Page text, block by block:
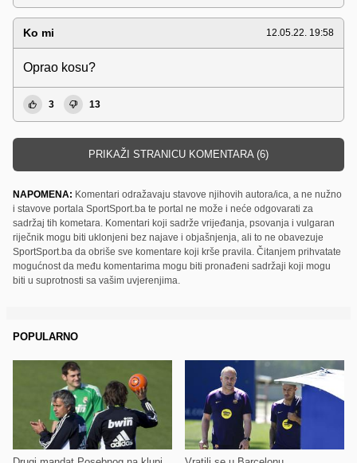
Ko mi 12.05.22. 19:58
Oprao kosu?
3 13
PRIKAŽI STRANICU KOMENTARA (6)
NAPOMENA: Komentari odražavaju stavove njihovih autora/ica, a ne nužno
i stavove portala SportSport.ba te portal ne može i neće odgovarati za
sadržaj tih kometara. Komentari koji sadrže vrijeđanja, psovanja i vulgaran
riječnik mogu biti uklonjeni bez najave i objašnjenja, ali to ne obavezuje
SportSport.ba da obriše sve komentare koji krše pravila. Čitanjem prihvatate
mogućnost da među komentarima mogu biti pronađeni sadržaji koji mogu
biti u suprotnosti sa vašim uvjerenjima.
POPULARNO